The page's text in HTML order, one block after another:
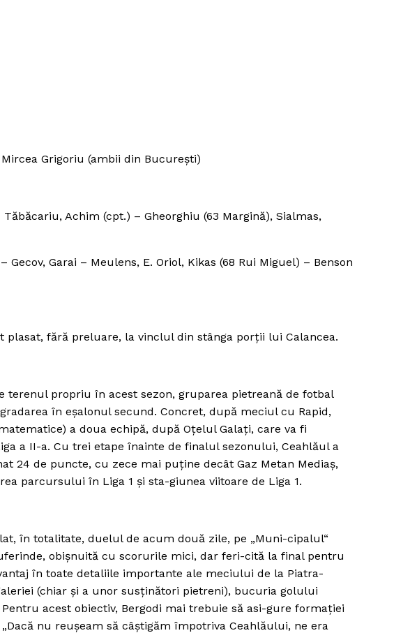
Grigoriu (ambii din Bucureşti)
Achim (cpt.) – Gheorghiu (63 Margină), Sialmas,
Garai – Meulens, E. Oriol, Kikas (68 Rui Miguel) – Benson
fără preluare, la vinclul din stânga porţii lui Calancea.
propriu în acest sezon, gruparea pietreană de fotbal
în eşalonul secund. Concret, după meciul cu Rapid,
a doua echipă, după Oţelul Galaţi, care va fi
a II-a. Cu trei etape înainte de finalul sezonului, Ceahlăul a
24 de puncte, cu zece mai puţine decât Gaz Metan Mediaş,
parcursului în Liga 1 şi sta-giunea viitoare de Liga 1.
în totalitate, duelul de acum două zile, pe „Muni-cipalul“
obişnuită cu scorurile mici, dar feri-cită la final pentru
în toate detaliile importante ale meciului de la Piatra-
(chiar şi a unor susţinători pietreni), bucuria golului
acest obiectiv, Bergodi mai trebuie să asi-gure formaţiei
nu reuşeam să câştigăm împotriva Ceahlăului, ne era